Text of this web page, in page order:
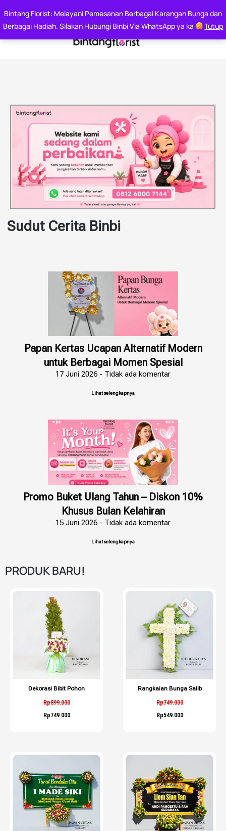
Bintang Florist: Melayani Pemesanan Berbagai Karangan Bunga dan
Berbagai Hadiah. Silakan Hubungi Binbi Via WhatsApp ya ka
Tutup
Whatsapp : 0812 6000 7144
Sudut Cerita Binbi
Papan Kertas Ucapan Alternatif Modern
untuk Berbagai Momen Spesial
17 Juni 2026 Tidak ada komentar
Lihat selengkapnya
Promo Buket Ulang Tahun – Diskon 10%
Khusus Bulan Kelahiran
15 Juni 2026 Tidak ada komentar
Lihat selengkapnya
PRODUK BARU!
Dekorasi Bibit Pohon
Rp899.000
Rp749.000
Rangkaian Bunga Salib
Rp749.000
Rp549.000